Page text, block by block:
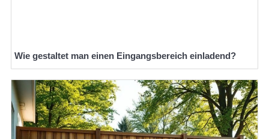
Wie gestaltet man einen Eingangsbereich einladend?